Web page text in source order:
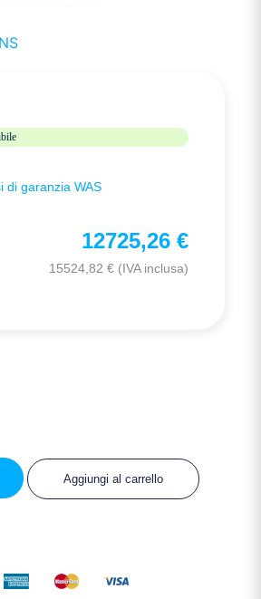
di garanzia WAS
12725,26 €
15524,82 € (IVA inclusa)
Aggiungi al carrello